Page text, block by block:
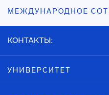
МЕЖДУНАРОДНОЕ
КОНТАКТЫ:
УНИВЕРСИТЕТ